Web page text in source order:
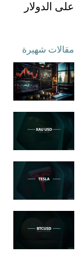
على الدولار
مقالات شهيرة